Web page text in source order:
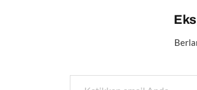
Ketikkan email Anda...